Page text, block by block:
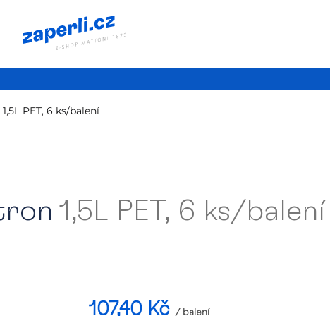
1,5L PET, 6 ks/balení
1,5L PET, 6 ks/balení
107,40 Kč / balení